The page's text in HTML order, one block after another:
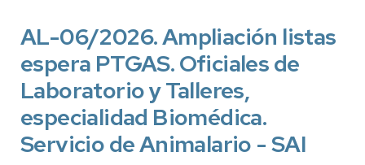
Técnicos
Medios
de
Ingeniería
y
Arquitectura.
Especialidad
AL-06/2026. Ampliación listas
espera PTGAS. Oficiales de
Laboratorio y Talleres,
especialidad Biomédica.
Servicio de Animalario - SAI